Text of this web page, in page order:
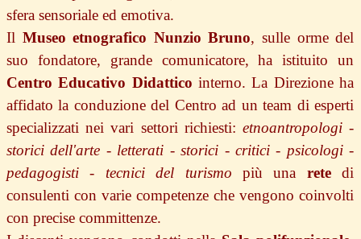
sfera sensoriale ed emotiva.
Il Museo etnografico Nunzio Bruno, sulle orme del
suo fondatore, grande comunicatore, ha istituito un
Centro Educativo Didattico interno. La Direzione ha
affidato la conduzione del Centro ad un team di esperti
specializzati nei vari settori richiesti: etnoantropologi -
storici dell'arte - letterati - storici - critici - psicologi -
pedagogisti - tecnici del turismo più una retedi
consulenti con varie competenze che vengono coinvolti
con precise committenze.